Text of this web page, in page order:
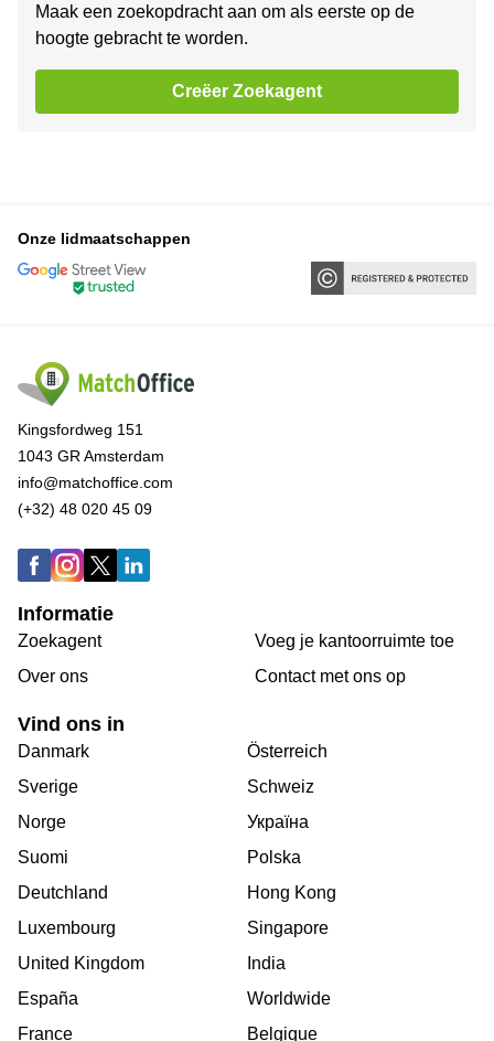
Maak een zoekopdracht aan om als eerste op de
hoogte gebracht te worden.
Creëer Zoekagent
Onze lidmaatschappen
Kingsfordweg 151
1043 GR Amsterdam
info@matchoffice.com
(+32) 48 020 45 09
Informatie
Zoekagent
Over ons
Voeg je kantoorruimte toe
Сontact met ons op
Vind ons in
Danmark
Sverige
Norge
Suomi
Deutchland
Luxembourg
United Kingdom
España
France
Österreich
Schweiz
Україна
Polska
Hong Kong
Singapore
India
Worldwide
Belgique